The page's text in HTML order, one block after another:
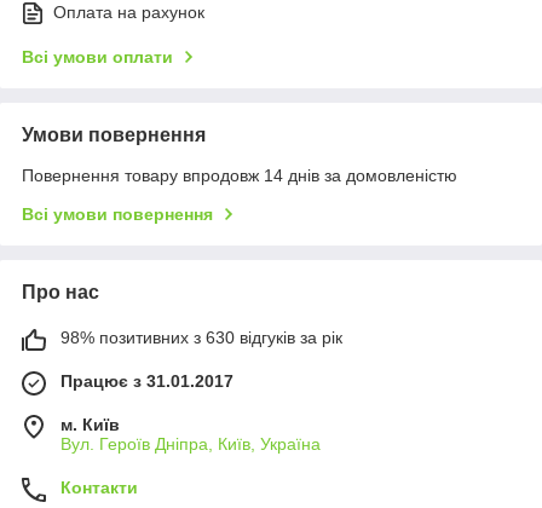
Оплата на рахунок
Всі умови оплати
Умови повернення
Повернення товару впродовж 14 днів за домовленістю
Всі умови повернення
Про нас
98% позитивних з 630 відгуків за рік
Працює з 31.01.2017
м. Київ
Вул. Героїв Дніпра, Київ, Україна
Контакти